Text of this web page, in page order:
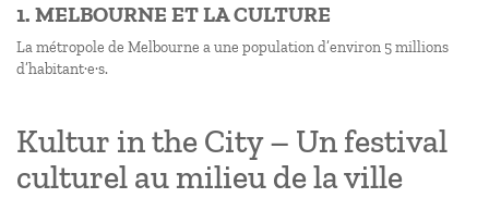
1. MELBOURNE ET LA CULTURE
La métropole de Melbourne a une population d’environ 5 millions
d’habitant·e·s.
Kultur in the City – Un festival
culturel au milieu de la ville